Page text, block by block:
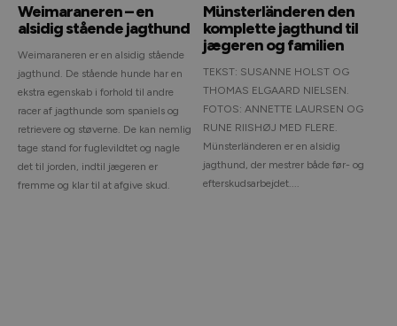
Weimaraneren – en
alsidig stående jagthund
Weimaraneren er en alsidig stående
jagthund. De stående hunde har en
ekstra egenskab i forhold til andre
racer af jagthunde som spaniels og
retrievere og støverne. De kan nemlig
tage stand for fuglevildtet og nagle
det til jorden, indtil jægeren er
fremme og klar til at afgive skud.
Münsterländeren den
komplette jagthund til
jægeren og familien
TEKST: SUSANNE HOLST OG
THOMAS ELGAARD NIELSEN.
FOTOS: ANNETTE LAURSEN OG
RUNE RIISHØJ MED FLERE.
Münsterländeren er en alsidig
jagthund, der mestrer både før- og
efterskudsarbejdet....